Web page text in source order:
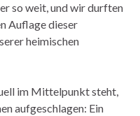
so weit, und wir durften
Auflage dieser
heimischen
im Mittelpunkt steht,
aufgeschlagen: Ein